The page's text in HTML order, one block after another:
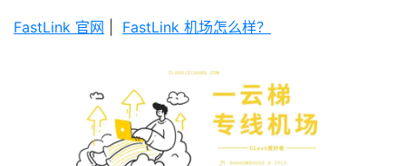
FastLink 官网 FastLink 机场怎么样？